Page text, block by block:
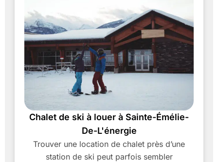
Chalet de ski à louer à Sainte-Émélie-
De-L'énergie
Trouver une location de chalet près d’une
station de ski peut parfois sembler